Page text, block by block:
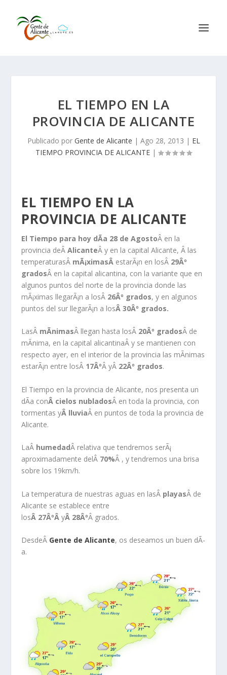
EL TIEMPO EN LA
PROVINCIA DE ALICANTE
Publicado por Gente de Alicante | Ago 28, 2013 | EL
TIEMPO PROVINCIA DE ALICANTE |
EL TIEMPO EN LA
PROVINCIA DE ALICANTE
El Tiempo para hoy dÃ­a 28 de AgostoÂ en la
provincia deÂAlicanteÂ y en la capital Alicante, Â las
temperaturasÂ mÃ¡ximasÂ estarÃ¡n en losÂ 29Âº
gradosÂ en la capital alicantina, con la variante que en
algunos puntos del norte de la provincia donde las
mÃ¡ximas llegarÃ¡n a losÂ 26Âº grados, y en algunos
puntos del sur llegarÃ¡n a losÂ 30Âº grados.
LasÂ mÃ­nimasÂ llegan hasta losÂ 20Âº gradosÂ de
mÃ­nima, en la capital alicantinaÂ y se mantienen con
respecto ayer, en el interior de la provincia las mÃ­nimas
estarÃ¡n entre losÂ 17ÂºÂ yÂ 22Âº grados.
El Tiempo en la provincia de Alicante, nos presenta un
dÃ­a conÂ cielos nubladosÂ en toda la provincia, con
tormentas yÂ lluviaÂ en puntos de toda la provincia de
Alicante.
LaÂ humedadÂ relativa que tendremos serÃ¡
aproximadamente delÂ 70%Â , y tendremos una brisa
sobre los 19km/h.
La temperatura de nuestras aguas en lasÂ playasÂ de
Alicante se establece entre
losÂ 27ÂºÂyÂ 28ÂºÂ grados.
DesdeÂ Gente de Alicante, os deseamos un buen dÃ­
a.